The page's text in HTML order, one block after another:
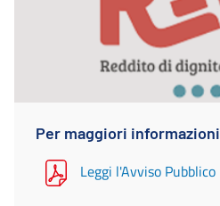
Per maggiori informazioni
Leggi l'Avviso Pubblico